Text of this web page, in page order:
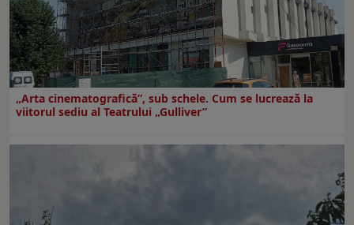
„Arta cinematografică”, sub schele. Cum se lucrează la
viitorul sediu al Teatrului „Gulliver”